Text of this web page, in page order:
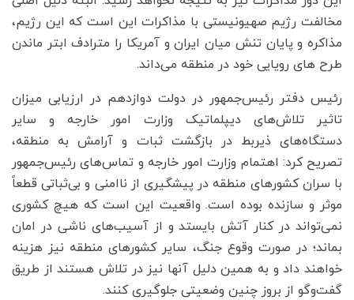
مخالفت رژیم صهیونیستی با مذاکرات این است که این رژیم،
مذاکره و پایان تنش میان ایران و آمریکا را مترادف ابتر ماندن
طرح های رویایی خود در منطقه می‌داند.
رئیس دفتر رئیس‌جمهور در دولت دوازدهم در ارزیابی میزان
تاثیر تلاش‌های دیپلماتیک وزارت امور خارجه و سایر
دستگاه‌های ذیربط در بازگشت ثبات و آرامش به منطقه،
تصریح کرد: اهتمام وزارت امور خارجه و تماس‌های رئیس‌جمهور
با سران کشورهای منطقه در پیشگیری از ناامنی و بی‌ثباتی قطعاً
موثر و سازنده بوده است. واقعیت این است که هیچ کشوری
نمی‌تواند در کنار آتش بایستد و از آسیب‌های ناشی در امان
بماند؛ در صورت وقوع جنگ، سایر کشورهای منطقه نیز هزینه
خواهند داد و به همین دلیل آنها نیز در تلاش هستند از طریق
گفت‌وگو از بروز چنین وضعیتی جلوگیری کنند.